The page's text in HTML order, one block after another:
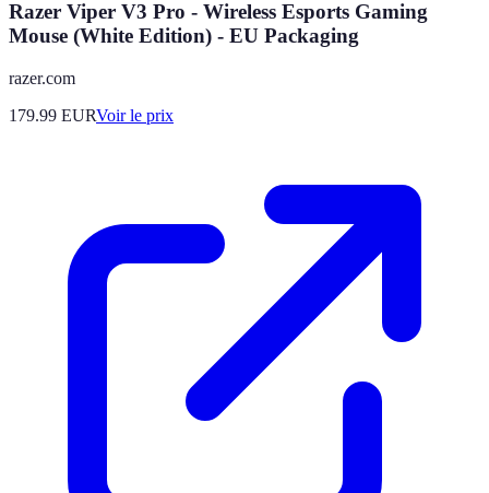
Razer Viper V3 Pro - Wireless Esports Gaming
Mouse (White Edition) - EU Packaging
razer.com
179.99 EURVoir le prix